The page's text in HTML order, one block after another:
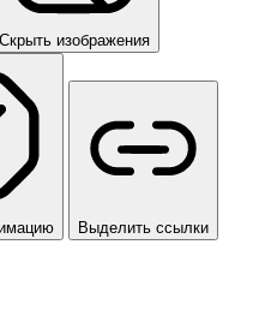
Скрыть изображения
Выделить ссылки